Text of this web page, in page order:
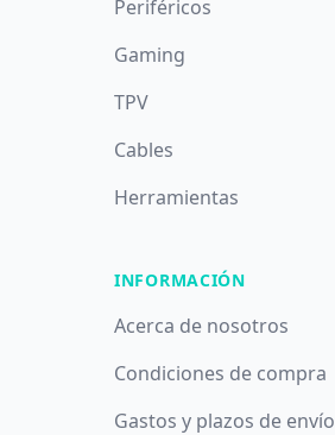
Periféricos
Gaming
TPV
Cables
Herramientas
INFORMACIÓN
Acerca de nosotros
Condiciones de compra
Gastos y plazos de envío